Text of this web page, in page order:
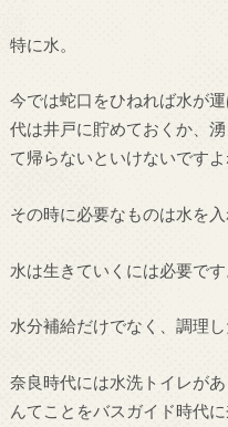
特に水。
今では蛇口をひねれば水が
代は井戸に貯めておくか、
て帰らないといけないですよ
その時に必要なものは水を入
水は生きていくには必要です
水分補給だけでなく、調理
奈良時代には水洗トイレが
んてことをバスガイド時代